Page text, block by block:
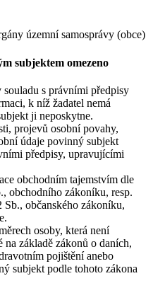
územní samosprávy (obce)
subjektem omezeno
s právními předpisy
k níž žadatel nemá
ji neposkytne.
projevů osobní povahy,
údaje povinný subjekt
předpisy, upravujícími
obchodním tajemstvím dle
obchodního zákoníku, resp.
občanského zákoníku,
osoby, která není
základě zákonů o daních,
pojištění anebo
subjekt podle tohoto zákona